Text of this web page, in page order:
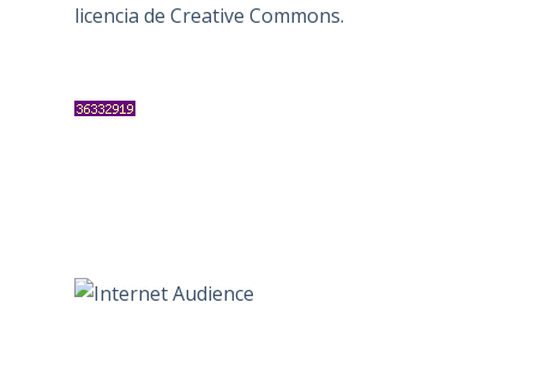
licencia de Creative Commons.